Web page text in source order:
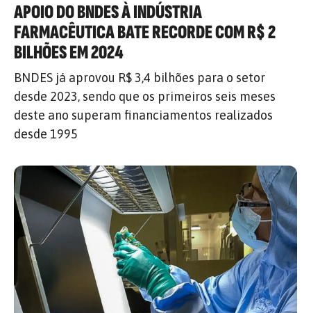
APOIO DO BNDES À INDÚSTRIA
FARMACÊUTICA BATE RECORDE COM R$ 2
BILHÕES EM 2024
BNDES já aprovou R$ 3,4 bilhões para o setor
desde 2023, sendo que os primeiros seis meses
deste ano superam financiamentos realizados
desde 1995